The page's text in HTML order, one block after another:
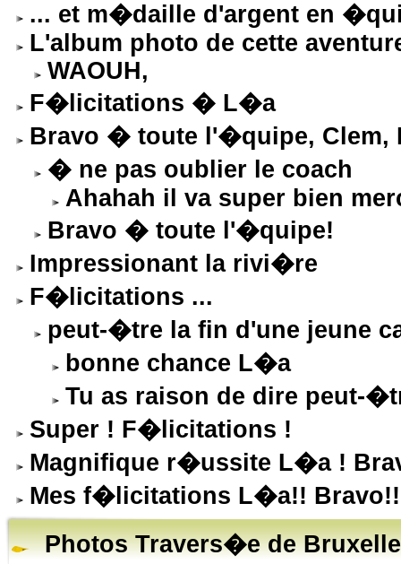
... et m�daille d'argent en
L'album photo de cette
WAOUH,
F�licitations � L�a
Bravo � toute l'�quipe, Clem,
� ne pas oublier le coach
Ahahah il va super bien
Bravo � toute l'�quipe!
Impressionant la rivi�re
F�licitations ...
peut-�tre la fin d'une jeune
bonne chance L�a
Tu as raison de dire peut-
Super ! F�licitations !
Magnifique r�ussite L�a !
Mes f�licitations L�a!!
Photos Travers�e de